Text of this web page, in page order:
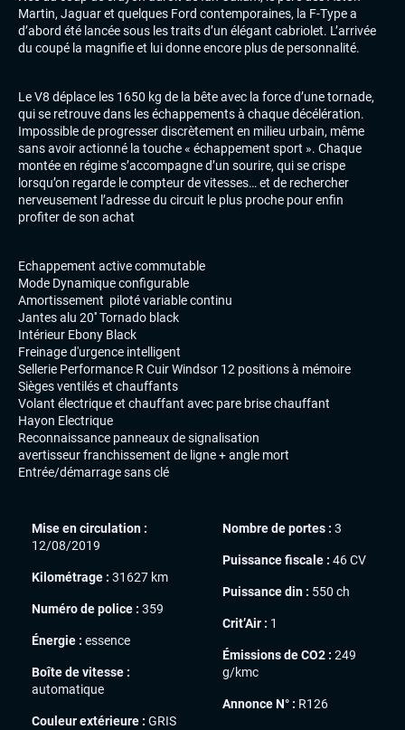
Martin, Jaguar et quelques Ford contemporaines, la F-Type a
d’abord été lancée sous les traits d’un élégant cabriolet. L’arrivée
du coupé la magnifie et lui donne encore plus de personnalité.
Le V8 déplace les 1650 kg de la bête avec la force d’une tornade,
qui se retrouve dans les échappements à chaque décélération.
Impossible de progresser discrètement en milieu urbain, même
sans avoir actionné la touche « échappement sport ». Chaque
montée en régime s’accompagne d’un sourire, qui se crispe
lorsqu’on regarde le compteur de vitesses… et de rechercher
nerveusement l’adresse du circuit le plus proche pour enfin
profiter de son achat
Echappement active commutable
Mode Dynamique configurable
Amortissement piloté variable continu
Jantes alu 20'' Tornado black
Intérieur Ebony Black
Freinage d'urgence intelligent
Sellerie Performance R Cuir Windsor 12 positions à mémoire
Sièges ventilés et chauffants
Volant électrique et chauffant avec pare brise chauffant
Hayon Electrique
Reconnaissance panneaux de signalisation
avertisseur franchissement de ligne + angle mort
Entrée/démarrage sans clé
Mise en circulation :
12/08/2019
Kilométrage : 31627 km
Numéro de police : 359
Énergie : essence
Boîte de vitesse :
automatique
Couleur extérieure : GRIS
Nombre de portes : 3
Puissance fiscale : 46 CV
Puissance din : 550 ch
Crit’Air : 1
Émissions de CO2 : 249
g/kmc
Annonce N° : R126